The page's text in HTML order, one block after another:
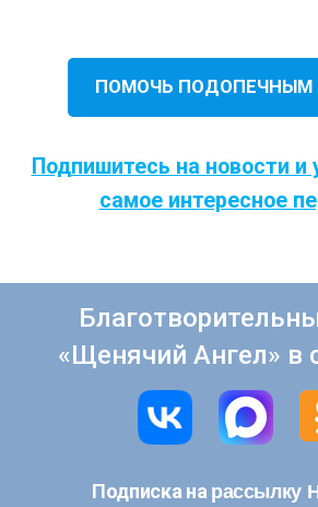
ПОМОЧЬ ПОДОПЕЧНЫМ
Подпишитесь на новости и
самое интересное
«Щенячий Ангел» в
Подписка на рассылку